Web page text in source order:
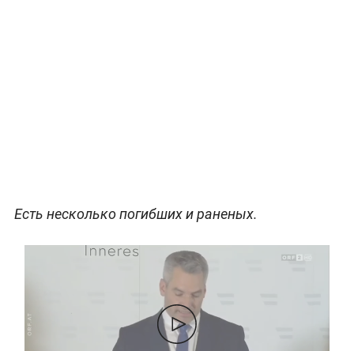
Есть несколько погибших и раненых.